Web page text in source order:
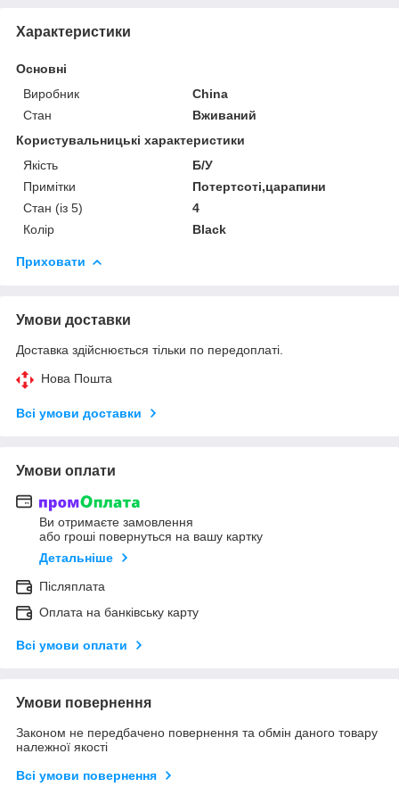
Характеристики
Основні
Виробник
China
Стан
Вживаний
Користувальницькі характеристики
Якість
Б/У
Примітки
Потертсоті,царапини
Стан (із 5)
4
Колір
Black
Приховати
Умови доставки
Доставка здійснюється тільки по передоплаті.
Нова Пошта
Всі умови доставки
Умови оплати
Ви отримаєте замовлення
або гроші повернуться на вашу картку
Детальніше
Післяплата
Оплата на банківську карту
Всі умови оплати
Умови повернення
Законом не передбачено повернення та обмін даного товару
належної якості
Всі умови повернення